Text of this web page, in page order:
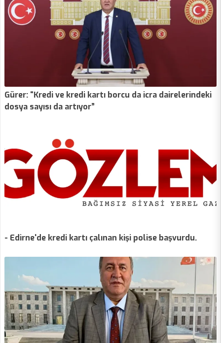
Gürer: “Kredi ve kredi kartı borcu da icra dairelerindeki
dosya sayısı da artıyor”
- Edirne'de kredi kartı çalınan kişi polise başvurdu.